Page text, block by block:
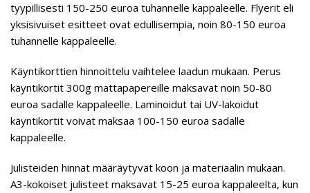
tyypillisesti 150-250 euroa tuhannelle kappaleelle. Flyerit eli
yksisivuiset esitteet ovat edullisempia, noin 80-150 euroa
tuhannelle kappaleelle.
Käyntikorttien hinnoittelu vaihtelee laadun mukaan. Perus
käyntikortit 300g mattapapereille maksavat noin 50-80
euroa sadalle kappaleelle. Laminoidut tai UV-lakoidut
käyntikortit voivat maksaa 100-150 euroa sadalle
kappaleelle.
Julisteiden hinnat määräytyvät koon ja materiaalin mukaan.
A3-kokoiset julisteet maksavat 15-25 euroa kappaleelta, kun